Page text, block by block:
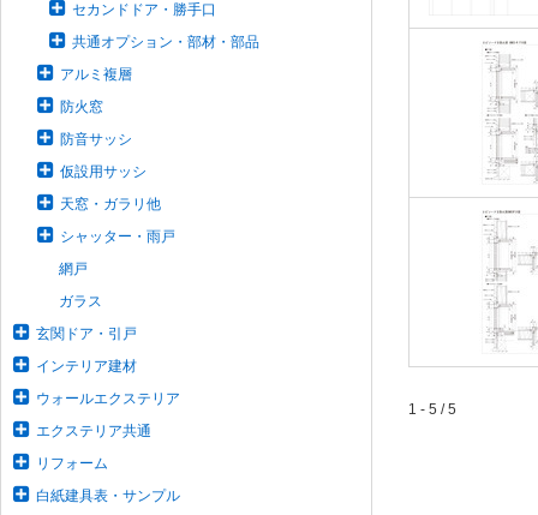
セカンドドア・勝手口
共通オプション・部材・部品
アルミ複層
防火窓
防音サッシ
仮設用サッシ
天窓・ガラリ他
シャッター・雨戸
網戸
ガラス
玄関ドア・引戸
インテリア建材
ウォールエクステリア
エクステリア共通
リフォーム
白紙建具表・サンプル
1 - 5 / 5